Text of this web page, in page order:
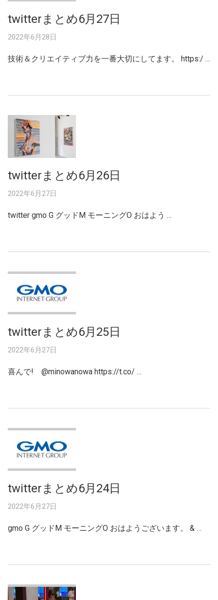
twitterまとめ6月27日
2022年6月28日
技術＆クリエイティブ力を一番大切にしてます。 https:/ …
twitterまとめ6月26日
2022年6月27日
twitter gmo G グッドM モーニングO おはよう …
twitterまとめ6月25日
2022年6月27日
喜んで! @minowanowa https://t.co/ …
twitterまとめ6月24日
2022年6月27日
gmo G グッドM モーニングO おはようございます。 & …